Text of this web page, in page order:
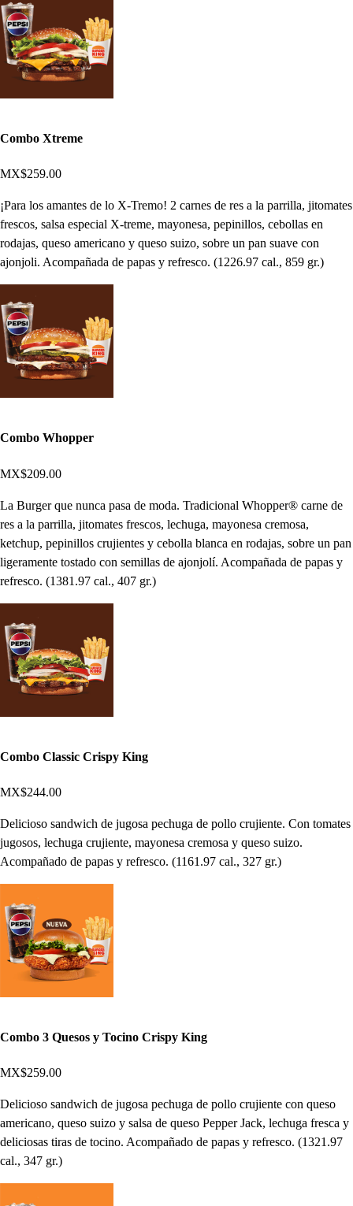
Combo Xtreme
MX$259.00
¡Para los amantes de lo X-Tremo! 2 carnes de res a la parrilla, jitomates
frescos, salsa especial X-treme, mayonesa, pepinillos, cebollas en
rodajas, queso americano y queso suizo, sobre un pan suave con
ajonjoli. Acompañada de papas y refresco. (1226.97 cal., 859 gr.)
Combo Whopper
MX$209.00
La Burger que nunca pasa de moda. Tradicional Whopper® carne de
res a la parrilla, jitomates frescos, lechuga, mayonesa cremosa,
ketchup, pepinillos crujientes y cebolla blanca en rodajas, sobre un pan
ligeramente tostado con semillas de ajonjolí. Acompañada de papas y
refresco. (1381.97 cal., 407 gr.)
Combo Classic Crispy King
MX$244.00
Delicioso sandwich de jugosa pechuga de pollo crujiente. Con tomates
jugosos, lechuga crujiente, mayonesa cremosa y queso suizo.
Acompañado de papas y refresco. (1161.97 cal., 327 gr.)
Combo 3 Quesos y Tocino Crispy King
MX$259.00
Delicioso sandwich de jugosa pechuga de pollo crujiente con queso
americano, queso suizo y salsa de queso Pepper Jack, lechuga fresca y
deliciosas tiras de tocino. Acompañado de papas y refresco. (1321.97
cal., 347 gr.)